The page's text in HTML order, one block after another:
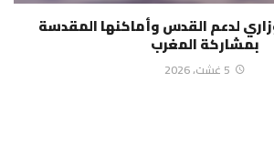
لدعم القدس وأماكنها المقدسة
بمشاركة المغرب
5 غشت، 2026